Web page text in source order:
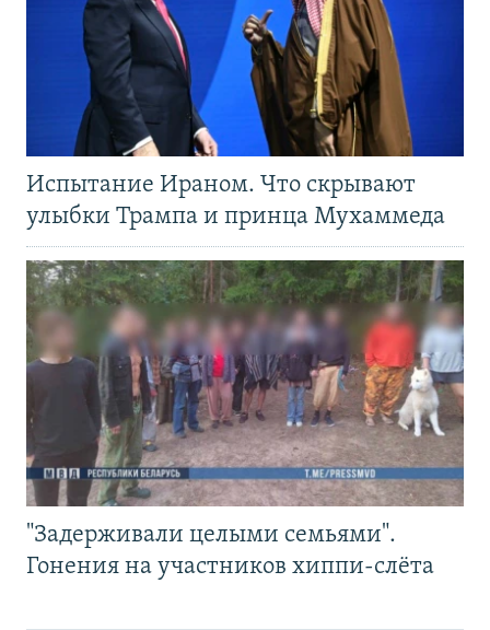
Испытание Ираном. Что скрывают
улыбки Трампа и принца Мухаммеда
"Задерживали целыми семьями".
Гонения на участников хиппи-слёта